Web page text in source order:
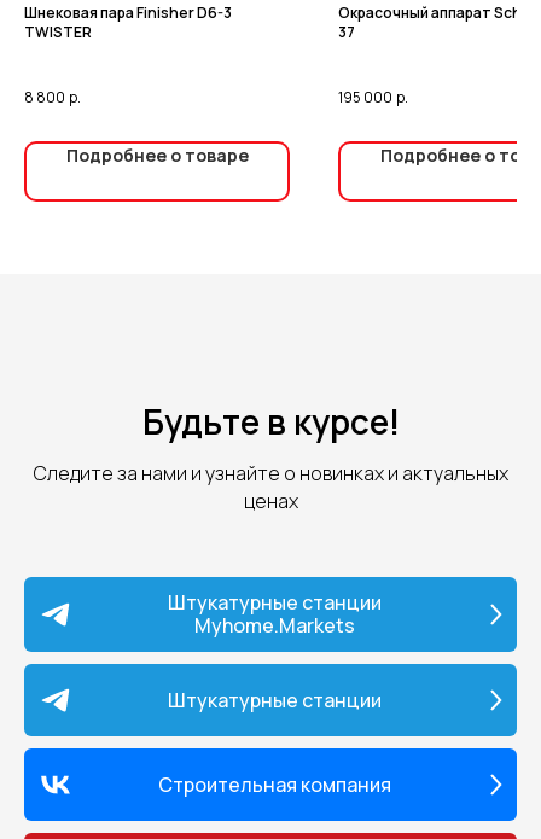
Шнeкoвaя парa Finishеr D6-3
TWISТЕR
8 800 р.
Подробнее о товаре
Окрасочный аппарат
37
195 000 р.
Подробнее о
Будьте в курсе!
Следите за нами и узнайте о новинках и актуальных
ценах
Штукатурные станции
Myhome.Markets
Штукатурные станции
Строительная компания